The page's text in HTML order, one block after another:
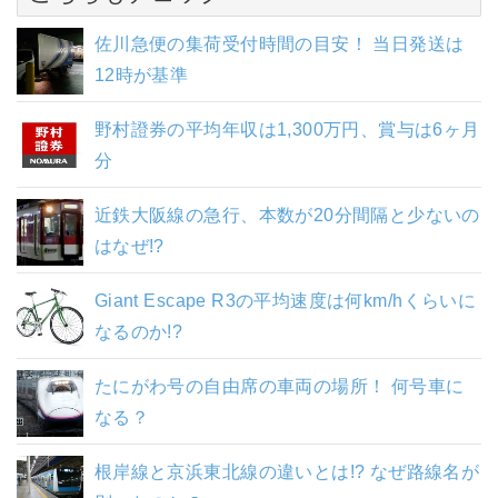
佐川急便の集荷受付時間の目安！ 当日発送は
12時が基準
野村證券の平均年収は1,300万円、賞与は6ヶ月
分
近鉄大阪線の急行、本数が20分間隔と少ないの
はなぜ!?
Giant Escape R3の平均速度は何km/hくらいに
なるのか!?
たにがわ号の自由席の車両の場所！ 何号車に
なる？
根岸線と京浜東北線の違いとは!? なぜ路線名が